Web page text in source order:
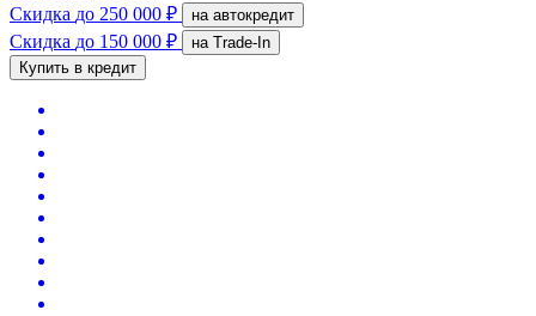
Скидка до 250 000 ₽ на автокредит
Скидка до 150 000 ₽
на Trade-In
Купить в кредит